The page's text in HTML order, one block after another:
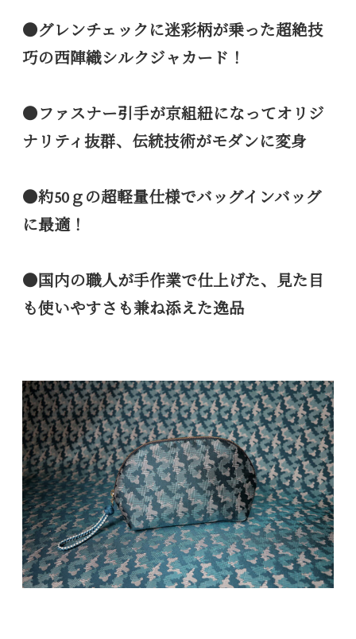
●グレンチェックに迷彩柄が乗った超絶技
巧の西陣織シルクジャカード！
●ファスナー引手が京組紐になってオリジ
ナリティ抜群、伝統技術がモダンに変身
●約50ｇの超軽量仕様でバッグインバッグ
に最適！
●国内の職人が手作業で仕上げた、見た目
も使いやすさも兼ね添えた逸品